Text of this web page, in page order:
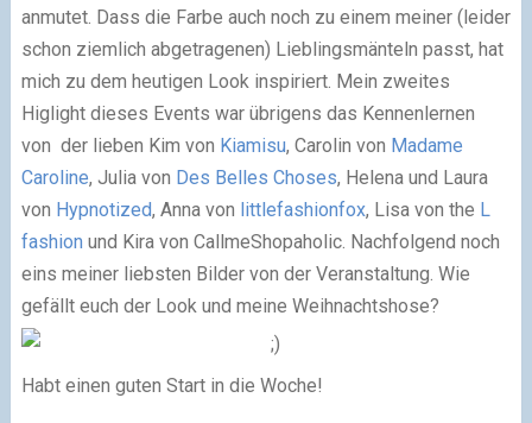
anmutet. Dass die Farbe auch noch zu einem meiner (leider
schon ziemlich abgetragenen) Lieblingsmänteln passt, hat
mich zu dem heutigen Look inspiriert. Mein zweites
Higlight dieses Events war übrigens das Kennenlernen
von der lieben Kim von Kiamisu, Carolin von Madame
Caroline, Julia von Des Belles Choses, Helena und Laura
von Hypnotized, Anna von littlefashionfox, Lisa von the L
fashion und Kira von CallmeShopaholic. Nachfolgend noch
eins meiner liebsten Bilder von der Veranstaltung. Wie
gefällt euch der Look und meine Weihnachtshose?
Habt einen guten Start in die Woche!